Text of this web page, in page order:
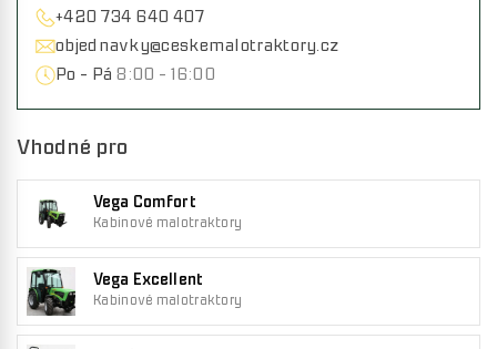
+420 734 640 407
objednavky@ceskemalotraktory.cz
Po - Pá 8:00 - 16:00
Vhodné pro
Vega Comfort
Kabinové malotraktory
Vega Excellent
Kabinové malotraktory